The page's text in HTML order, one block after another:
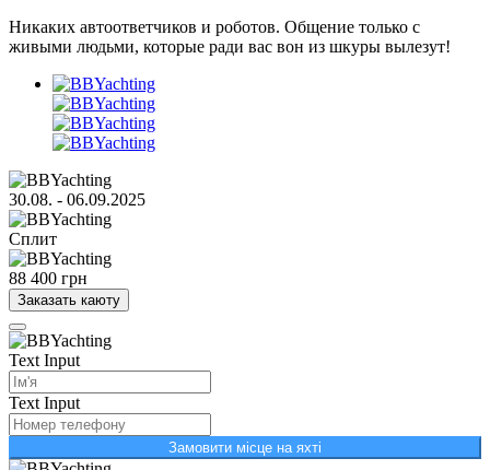
Никаких автоответчиков и роботов. Общение только с
живыми людьми, которые ради вас вон из шкуры вылезут!
30.08. - 06.09.2025
Сплит
88 400 грн
Заказать каюту
Text Input
Text Input
Замовити місце на яхті